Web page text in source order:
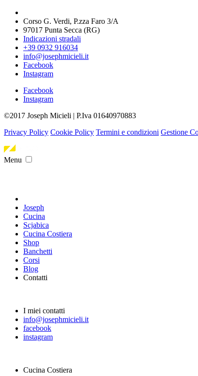
Corso G. Verdi, P.zza Faro 3/A
97017 Punta Secca (RG)
Indicazioni stradali
+39 0932 916034
info@josephmicieli.it
Facebook
Instagram
Facebook
Instagram
©2017 Joseph Micieli | P.Iva 01640970883
Privacy Policy Cookie Policy Termini e condizioni Gestione
Menu
Joseph
Cucina
Scjabica
Cucina Costiera
Shop
Banchetti
Corsi
Blog
Contatti
I miei contatti
info@josephmicieli.it
facebook
instagram
Cucina Costiera